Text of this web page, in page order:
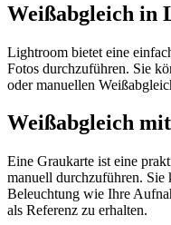
Weißabgleich in
Lightroom bietet eine
Fotos durchzuführen. Sie
oder manuellen
Weißabgleich
Eine Graukarte ist eine
manuell durchzuführen. Sie
Beleuchtung wie Ihre
als Referenz zu erhalten.